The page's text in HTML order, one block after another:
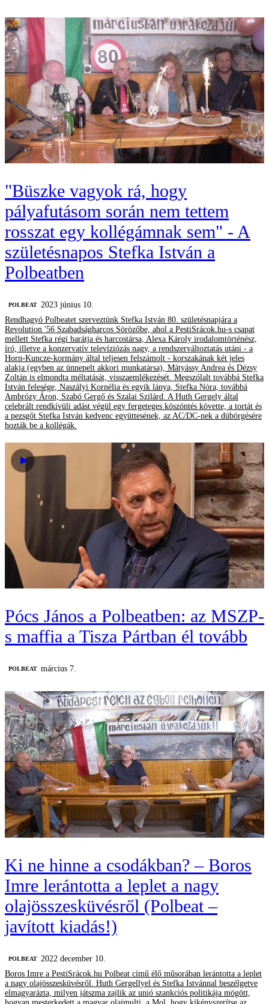
"Büszke vagyok rá, hogy
pályafutásom során nem tettem
rosszat egy kollégámnak sem" - A
születésnapos Stefka István a
Polbeatben
‎POLBEAT
2023 június 10.
Rendhagyó Polbeatet szerveztünk Stefka István 80. születésnapjára a
Revolution '56 Szabadságharcos Sörözőbe, ahol a PestiSrácok.hu-s csapat
mellett Stefka régi barátja és harcostársa, Alexa Károly irodalomtörténész,
író, illetve a konzervatív televíziózás nagy, a rendszerváltoztatás utáni - a
Horn-Kuncze-kormány által teljesen felszámolt - korszakának két jeles
alakja (egyben az ünnepelt akkori munkatársa), Mátyássy Andrea és Dézsy
Zoltán is elmondta méltatását, visszaemlékezését. Megszólalt továbbá Stefka
István felesége, Naszályi Kornélia és egyik lánya, Stefka Nóra, továbbá
Ambrózy Áron, Szabó Gergő és Szalai Szilárd. A Huth Gergely által
celebrált rendkívüli adást végül egy fergeteges köszöntés követte, a tortát és
a pezsgőt Stefka István kedvenc együttesének, az AC/DC-nek a dübörgésére
hozták be a kollégák.
Pócs János a Polbeatben: az MSZP-
s maffia a Tisza Pártban él tovább
‎POLBEAT március 7.
Ki ne hinne a csodákban? – Boros
Imre lerántotta a leplet a nagy
olajösszesküvésről (Polbeat –
javított kiadás!)
‎POLBEAT
2022 december 10.
Boros Imre a PestiSrácok.hu Polbeat című élő műsorában lerántotta a leplet
a nagy olajösszesküvésről. Huth Gergellyel és Stefka Istvánnal beszélgetve
elmagyarázta, milyen játszma zajlik az unió szankciós politikája mögött,
hogyan mesterkedett a magyar olajmulti, a Mol, hogy kikényszerítse az